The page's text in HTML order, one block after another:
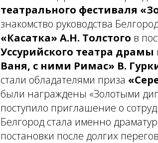
театрального фестиваля
знакомство руководства
«Касатка» А.Н. Толстого в
Уссурийского театра
Ваня, с ними Римас» В.
стали обладателями приза
были награждены «Золотыми
поступило приглашение о
Белгород стала именно
постановки после долгих